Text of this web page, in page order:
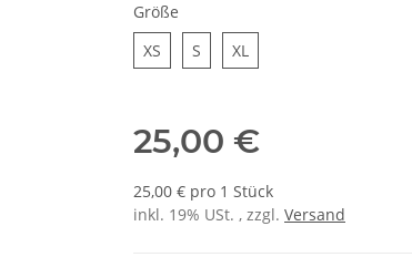
Größe
XS
S XL
25,00 €
25,00 € pro 1 Stück
inkl. 19% USt. , zzgl. Versand